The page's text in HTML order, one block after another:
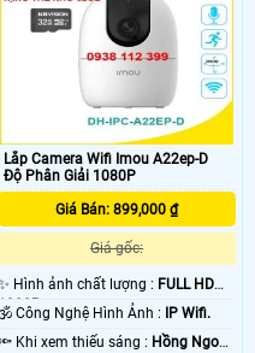
Lắp Camera Wifi Imou A22ep-D
Độ Phân Giải 1080P
Giá Bán: 899,000 ₫
Giá gốc:
✨ Hình ảnh chất lượng : FULL HD
1080P .
🕉️ Công Nghệ Hình Ảnh :
IP Wifi.
🔦 Khi xem thiếu sáng : Hồng Ngoại